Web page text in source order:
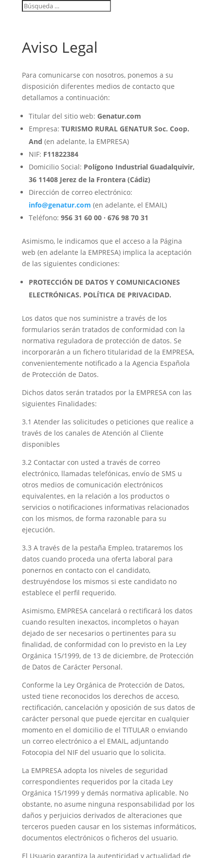
Aviso Legal
Para comunicarse con nosotros, ponemos a su
disposición diferentes medios de contacto que
detallamos a continuación:
Titular del sitio web: Genatur.com
Empresa: TURISMO RURAL GENATUR Soc. Coop.
And (en adelante, la EMPRESA)
NIF: F11822384
Domicilio Social: Polígono Industrial Guadalquivir,
36 11408 Jerez de la Frontera (Cádiz)
Dirección de correo electrónico:
info@genatur.com (en adelante, el EMAIL)
Teléfono: 956 31 60 00 · 676 98 70 31
Asimismo, le indicamos que el acceso a la Página
web (en adelante la EMPRESA) implica la aceptación
de las siguientes condiciones:
PROTECCIÓN DE DATOS Y COMUNICACIONES
ELECTRÓNICAS. POLÍTICA DE PRIVACIDAD.
Los datos que nos suministre a través de los
formularios serán tratados de conformidad con la
normativa reguladora de protección de datos. Se
incorporarán a un fichero titularidad de la EMPRESA,
convenientemente notificado a la Agencia Española
de Protección de Datos.
Dichos datos serán tratados por la EMPRESA con las
siguientes Finalidades:
3.1 Atender las solicitudes o peticiones que realice a
través de los canales de Atención al Cliente
disponibles
3.2 Contactar con usted a través de correo
electrónico, llamadas telefónicas, envío de SMS u
otros medios de comunicación electrónicos
equivalentes, en la relación a los productos o
servicios o notificaciones informativas relacionados
con los mismos, de forma razonable para su
ejecución.
3.3 A través de la pestaña Empleo, trataremos los
datos cuando proceda una oferta laboral para
ponernos en contacto con el candidato,
destruyéndose los mismos si este candidato no
establece el perfil requerido.
Asimismo, EMPRESA cancelará o rectificará los datos
cuando resulten inexactos, incompletos o hayan
dejado de ser necesarios o pertinentes para su
finalidad, de conformidad con lo previsto en la Ley
Orgánica 15/1999, de 13 de diciembre, de Protección
de Datos de Carácter Personal.
Conforme la Ley Orgánica de Protección de Datos,
usted tiene reconocidos los derechos de acceso,
rectificación, cancelación y oposición de sus datos de
carácter personal que puede ejercitar en cualquier
momento en el domicilio de el TITULAR o enviando
un correo electrónico a el EMAIL, adjuntando
Fotocopia del NIF del usuario que lo solicita.
La EMPRESA adopta los niveles de seguridad
correspondientes requeridos por la citada Ley
Orgánica 15/1999 y demás normativa aplicable. No
obstante, no asume ninguna responsabilidad por los
daños y perjuicios derivados de alteraciones que
terceros pueden causar en los sistemas informáticos,
documentos electrónicos o ficheros del usuario.
El Usuario garantiza la autenticidad y actualidad de